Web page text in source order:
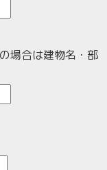
合は建物名・部